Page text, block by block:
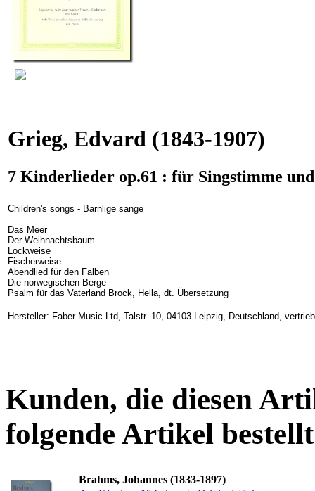
Grieg, Edvard (1843-1907)
7 Kinderlieder op.61 : für Singstimme
Children's songs - Barnlige sange
Das Meer
Der Weihnachtsbaum
Lockweise
Fischerweise
Abendlied für den Falben
Die norwegischen Berge
Psalm für das Vaterland Brock, Hella, dt. Übersetzung
Hersteller: Faber Music Ltd, Talstr. 10, 04103 Leipzig, Deutschland,
Kunden, die diesen
folgende Artikel
Brahms, Johannes (1833-1897)